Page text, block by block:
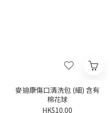
麥迪康傷口清洗包 (細) 含有
棉花球
HK$10.00